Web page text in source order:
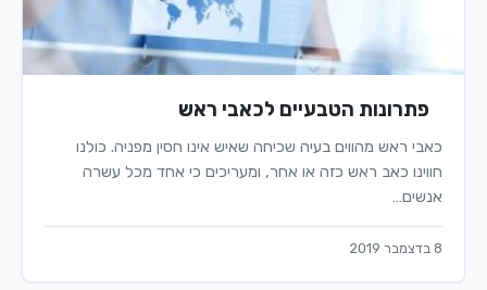
פתרונות הטבעיים לכאבי ראש
כאבי ראש מהווים בעיה שכיחה שאיש אינו חסין מפניה. כולנו
חווינו כאב ראש כזה או אחר, ומעריכים כי אחד מכל עשרה
אנשים…
8 בדצמבר 2019